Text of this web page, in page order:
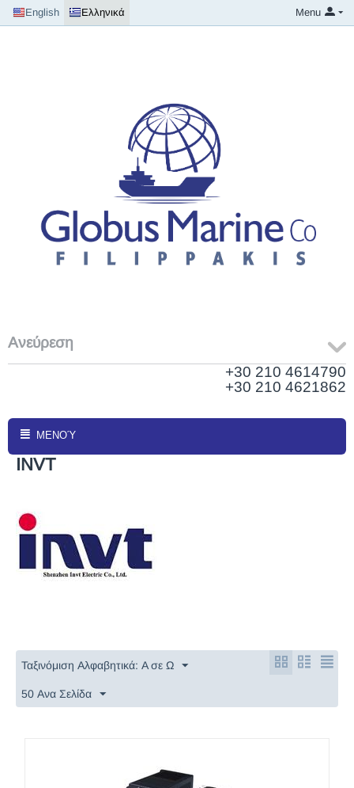
English Ελληνικά Menu
Ανεύρεση
+30 210 4614790
+30 210 4621862
ΜΕΝΟΎ
INVT
Ταξινόμιση Αλφαβητικά: A σε Ω
50 Ανα Σελίδα